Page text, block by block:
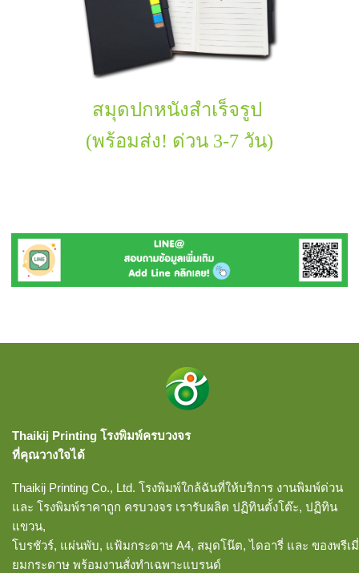
สมุดปกหนังสำเร็จรูป
(พร้อมส่ง! ด่วน 3-7 วัน)
Thaikij Printing โรงพิมพ์ครบวงจร
ที่คุณวางใจได้
Thaikij Printing Co., Ltd. โรงพิมพ์ใกล้ฉันที่ให้บริการ งานพิมพ์ด่วน
และ โรงพิมพ์ราคาถูก ครบวงจร เรารับผลิต ปฏิทินตั้งโต๊ะ, ปฏิทิน
แขวน,
โบรชัวร์, แผ่นพับ, แฟ้มกระดาษ A4, สมุดโน๊ต, ไดอารี่ และ ของพรีเมี่
ยมกระดาษ พร้อมงานสั่งทำเฉพาะแบรนด์